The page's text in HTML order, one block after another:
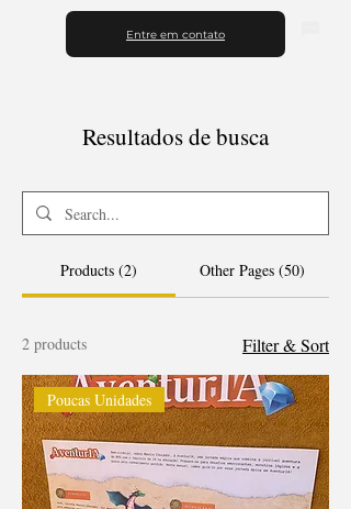
Entre em contato
Resultados de busca
Products (2) Other Pages (50)
2 products Filter & Sort
Poucas Unidades